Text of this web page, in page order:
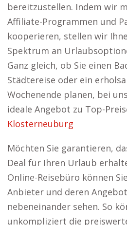
bereitzustellen. Indem wir
Affiliate-Programmen und
kooperieren, stellen wir
Spektrum an
Ganz gleich, ob Sie einen
Städtereise oder ein
Wochenende planen, bei
ideale Angebot zu Top-
Klosterneuburg
Möchten Sie garantieren,
Deal für Ihren Urlaub
Online-Reisebüro können
Anbieter und deren
nebeneinander sehen. So
unkompliziert die